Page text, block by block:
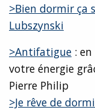
>Bien dormir ça
Lubszynski
>Antifatigue :
votre énergie
Pierre Philip
>Je rêve de